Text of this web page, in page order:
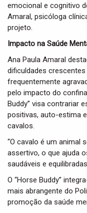
emocional e cognitivo
Amaral, psicóloga
projeto.
Impacto na Saúde
Ana Paula Amaral
dificuldades
frequentemente
pelo impacto do
Buddy” visa contrariar
positivas, auto-estima
cavalos.
“O cavalo é um animal
assertivo, o que ajuda
saudáveis e
O “Horse Buddy”
mais abrangente do
promoção da saúde